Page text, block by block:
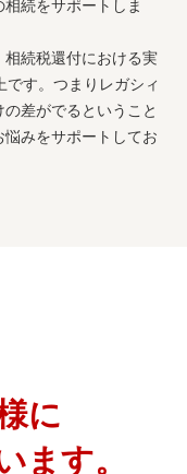
続をサポートしま
相続税還付における実
す。つまりレガシィ
差がでるということ
みをサポートしてお
に
ます。